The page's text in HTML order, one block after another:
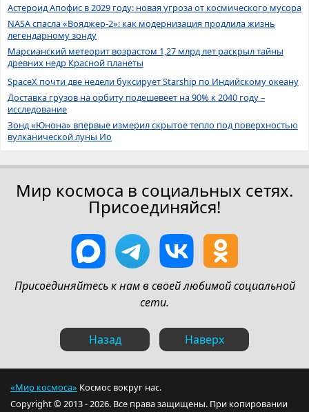
Астероид Апофис в 2029 году: новая угроза от космического мусора
NASA спасла «Вояджер-2»: как модернизация продлила жизнь
легендарному зонду
Марсианский метеорит возрастом 1,27 млрд лет раскрыл тайны
древних недр Красной планеты
SpaceX почти две недели буксирует Starship по Индийскому океану
Доставка грузов на орбиту подешевеет на 90% к 2040 году –
исследование
Зонд «Юнона» впервые измерил скрытое тепло под поверхностью
вулканической луны Ио
Мир космоса в социальных сетях.
Присоединяйся!
Присоединяйтесь к нам в своей любимой социальной
сети.
Назад Наверх
«Мир космоса» Космос вокруг нас.
Copyright © 2013 - 2026. Все права защищены. При копировании